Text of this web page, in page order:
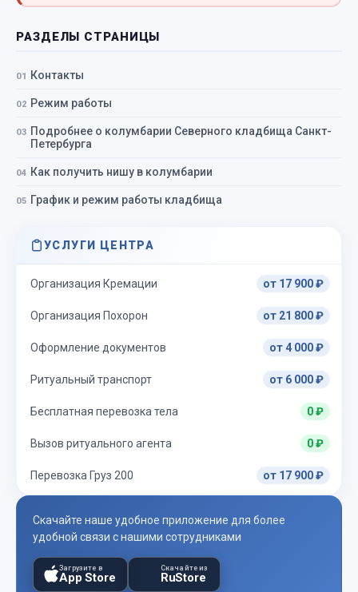
РАЗДЕЛЫ СТРАНИЦЫ
Контакты
Режим работы
Подробнее о колумбарии Северного кладбища Санкт-
Петербурга
Как получить нишу в колумбарии
График и режим работы кладбища
УСЛУГИ ЦЕНТРА
Организация Кремации от 17 900 ₽
Организация Похорон от 21 800 ₽
Оформление документов от 4 000 ₽
Ритуальный транспорт от 6 000 ₽
Бесплатная перевозка тела 0 ₽
Вызов ритуального агента 0 ₽
Перевозка Груз 200 от 17 900 ₽
Скачайте наше удобное приложение для более
удобной связи с нашими сотрудниками
Загрузите в
App Store
Скачайте из
RuStore